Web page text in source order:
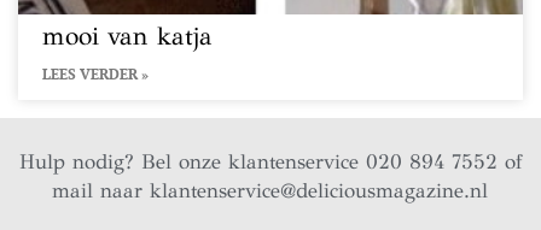
mooi van katja
LEES VERDER »
Hulp nodig? Bel onze klantenservice 020 894 7552 of
mail naarklantenservice@deliciousmagazine.nl